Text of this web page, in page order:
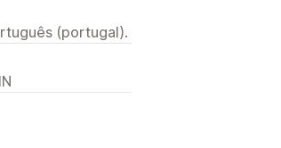
(portugal).